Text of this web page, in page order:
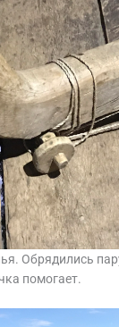
Обрядились
помогает.